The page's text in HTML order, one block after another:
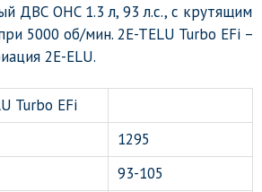
ДВС OHC 1.3 л, 93 л.с., с крутящим
5000 об/мин. 2E-TELU Turbo EFi –
2E-ELU.
Turbo EFi
1295
93-105